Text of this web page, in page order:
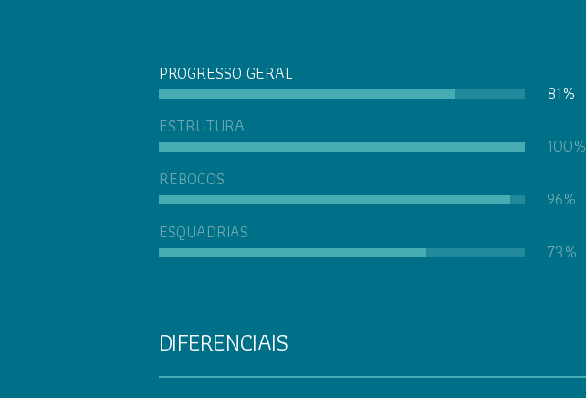
PROGRESSO GERAL
81%
ESTRUTURA
100%
REBOCOS
96%
ESQUADRIAS
73%
DIFERENCIAIS